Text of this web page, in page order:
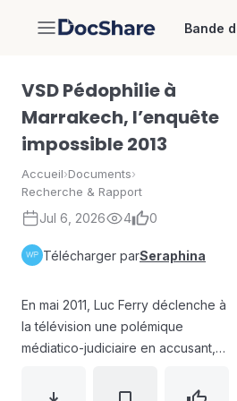
DocShare Bande
VSD Pédophilie à
Marrakech, l’enquête
impossible 2013
Accueil›Documents›
Recherche & Rapport
Jul 6, 2026 4 0
Télécharger parSeraphina
En mai 2011, Luc Ferry déclenche à
la télévision une polémique
médiatico-judiciaire en accusant,
ministre d’avoir été impliqué à